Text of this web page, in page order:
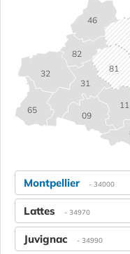
09
11
31
32
46
65
81
82
Montpellier - 34000
Lattes - 34970
Juvignac - 34990